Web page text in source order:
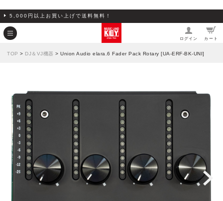
5,000円以上お買い上げで送料無料！
ログイン カート
TOP > DJ＆VJ機器 > Union Audio elara.6 Fader Pack Rotary [UA-ERF-BK-UNI]